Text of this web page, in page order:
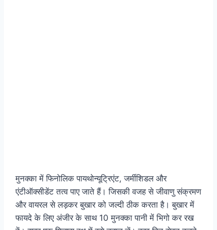
मुनक्का में फिनोलिक पायथोन्यूट्रिएंट, जर्मीशिडल और
एंटीऑक्सीडेंट तत्व पाए जाते हैं। जिसकी वजह से जीवाणु संक्रमण
और वायरल से लड़कर बुखार को जल्दी ठीक करता है। बुखार में
फायदे के लिए अंजीर के साथ 10 मुनक्का पानी में भिगो कर रख